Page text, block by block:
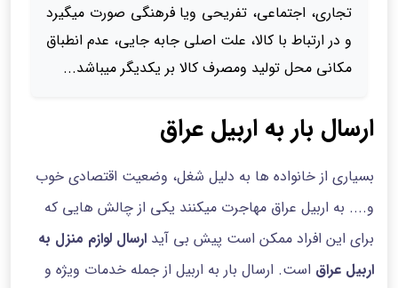
تجاری، اجتماعی، تفریحی ویا فرهنگی صورت میگیرد
و در ارتباط با کالا، علت اصلی جابه جایی، عدم انطباق
مکانی محل تولید ومصرف کالا بر یکدیگر میباشد...
ارسال بار به اربیل عراق
بسیاری از خانواده ها به دلیل شغل، وضعیت اقتصادی خوب
و.... به اربیل عراق مهاجرت میکنند یکی از چالش هایی که
برای این افراد ممکن است پیش بی آید ارسال لوازم منزل به
اربیل عراق است. ارسال بار به اربیل از جمله خدمات ویژه و